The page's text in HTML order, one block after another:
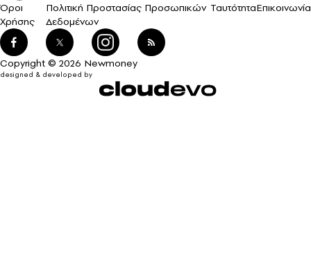
Όροι
Χρήσης
Πολιτική Προστασίας Προσωπικών
Δεδομένων
ΤαυτότηταΕπικοινωνία
Copyright © 2026 Newmoney
designed & developed by